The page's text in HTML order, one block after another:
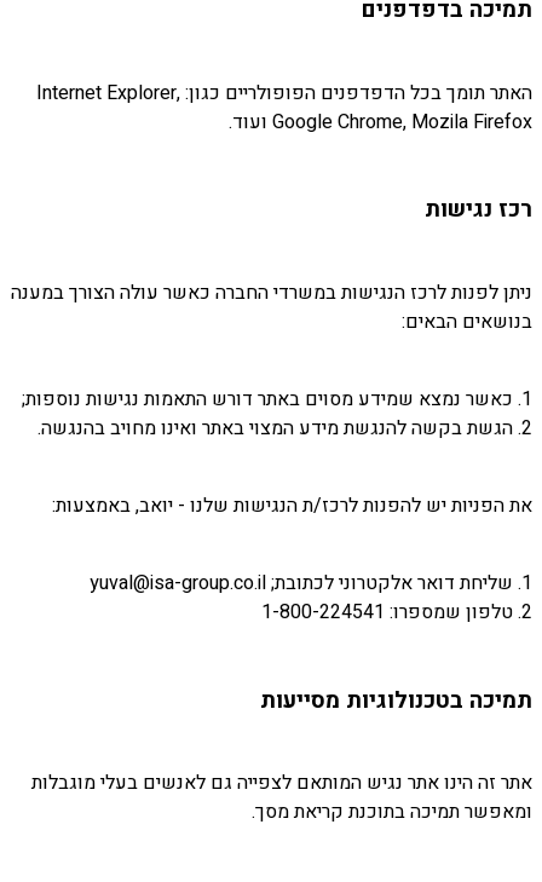
תמיכה בדפדפנים
האתר תומך בכל הדפדפנים הפופולריים כגון: Internet Explorer,
Google Chrome, Mozila Firefox ועוד.
רכז נגישות
ניתן לפנות לרכז הנגישות במשרדי החברה כאשר עולה הצורך במענה
בנושאים הבאים:
1. כאשר נמצא שמידע מסוים באתר דורש התאמות נגישות נוספות;
2. הגשת בקשה להנגשת מידע המצוי באתר ואינו מחויב בהנגשה.
את הפניות יש להפנות לרכז/ת הנגישות שלנו - יואב, באמצעות:
1. שליחת דואר אלקטרוני לכתובת; yuval@isa-group.co.il
2. טלפון שמספרו: 1-800-224541
תמיכה בטכנולוגיות מסייעות
אתר זה הינו אתר נגיש המותאם לצפייה גם לאנשים בעלי מוגבלות
ומאפשר תמיכה בתוכנת קריאת מסך.